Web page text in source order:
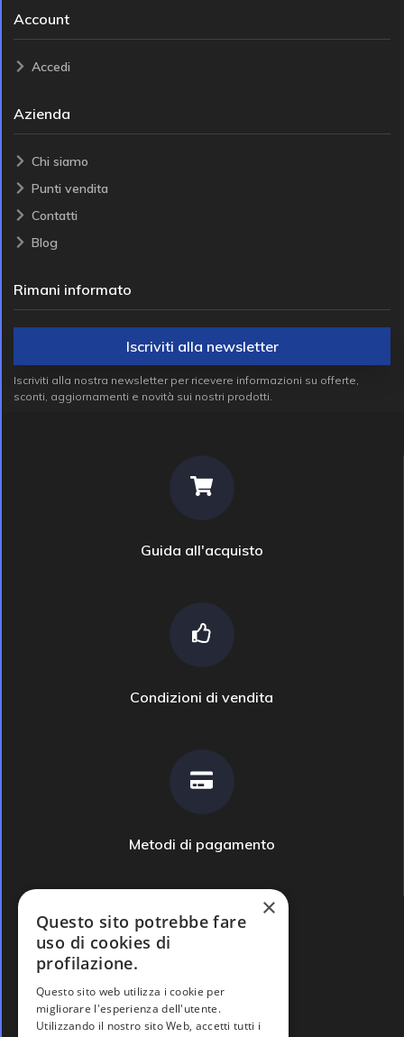
Account
Accedi
Azienda
Chi siamo
Punti vendita
Contatti
Blog
Rimani informato
Iscriviti alla newsletter
Iscriviti alla nostra newsletter per ricevere informazioni su offerte,
sconti, aggiornamenti e novità sui nostri prodotti.
Guida all'acquisto
Condizioni di vendita
Metodi di pagamento
Domande frequenti
×
Questo sito potrebbe fare
uso di cookies di
profilazione.
Questo sito web utilizza i cookie per
migliorare l'esperienza dell'utente.
Utilizzando il nostro sito Web, accetti tutti i